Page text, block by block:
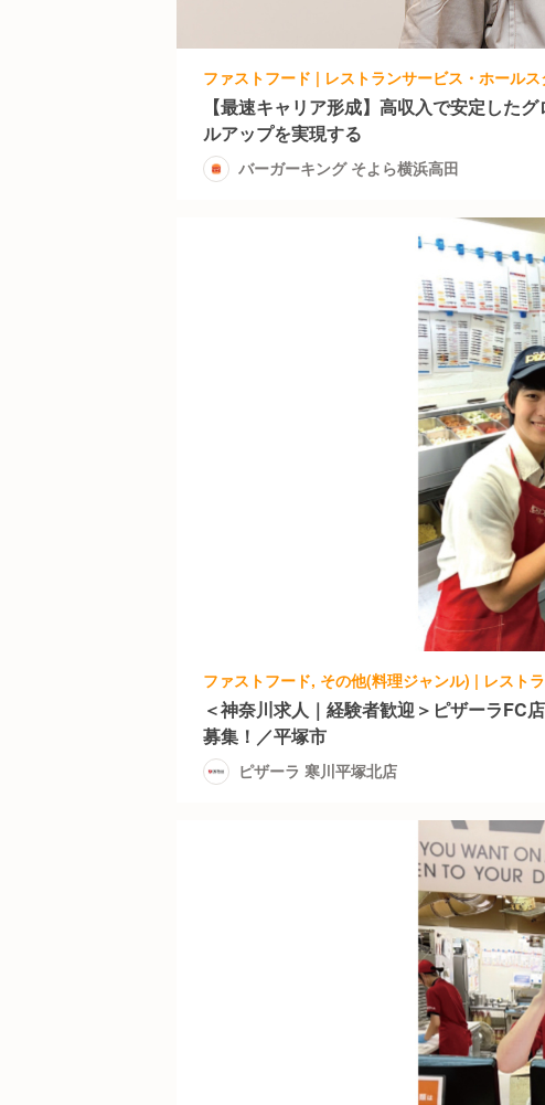
【最速キャリア形成】高収入で安定した
ルアップを実現する
バーガーキング そよら横浜高田
＜神奈川求人｜経験者歓迎＞ピザーラFC
募集！／平塚市
ピザーラ 寒川平塚北店